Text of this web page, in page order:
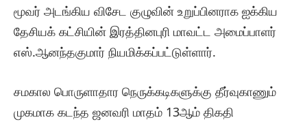
மூவர் அடங்கிய விசேட குழுவின் உறுப்பினராக ஐக்கிய
தேசியக் கட்சியின் இரத்தினபுரி மாவட்ட அமைப்பாளர்
எஸ்.ஆனந்தகுமார் நியமிக்கப்பட்டுள்ளார்.
சமகால பொருளாதார நெருக்கடிகளுக்கு தீர்வுகாணும்
முகமாக கடந்த ஜனவரி மாதம் 13ஆம் திகதி